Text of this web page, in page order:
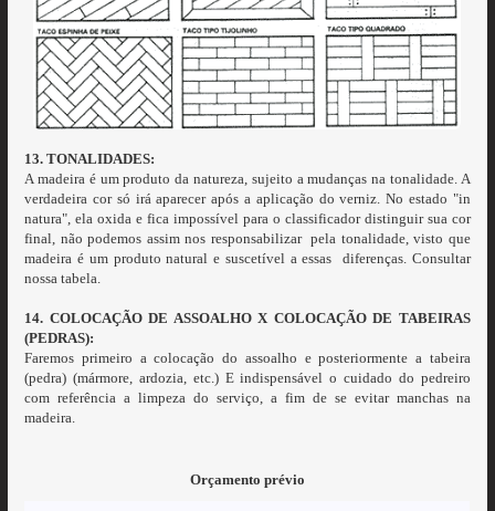
13. TONALIDADES:
A madeira é um produto da natureza, sujeito a mudanças na tonalidade. A
verdadeira cor só irá aparecer após a aplicação do verniz. No estado "in
natura", ela oxida e fica impossível para o classificador distinguir sua cor
final, não podemos assim nos responsabilizar pela tonalidade, visto que
madeira é um produto natural e suscetível a essas diferenças. Consultar
nossa tabela.
14. COLOCAÇÃO DE ASSOALHO X COLOCAÇÃO DE TABEIRAS
(PEDRAS):
Faremos primeiro a colocação do assoalho e posteriormente a tabeira
(pedra) (mármore, ardozia, etc.) E indispensável o cuidado do pedreiro
com referência a limpeza do serviço, a fim de se evitar manchas na
madeira.
Orçamento prévio